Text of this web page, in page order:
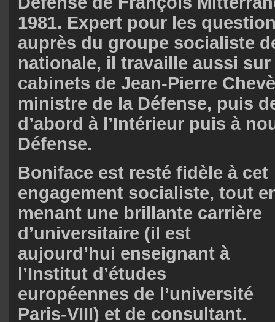
1981. Expert pour les
auprès du groupe socialiste
nationale, il travaille aussi
cabinets de Jean-Pierre
ministre de la Défense, puis
d’abord à l’Intérieur puis à
Défense.
Boniface est resté fidèle à cet
engagement socialiste, tout
menant une brillante carrière
d’universitaire (il est
aujourd’hui enseignant à
l’Institut d’études
européennes de l’université
Paris-VIII) et de consultant.